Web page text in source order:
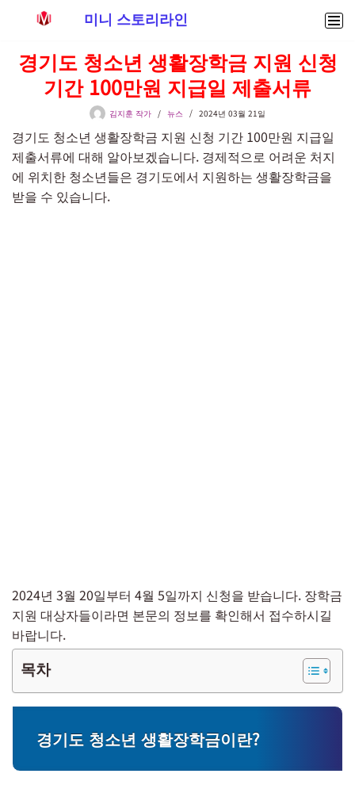
텐
너
뛰
기
미니 스토리라인
경기도 청소년 생활장학금 지원 신청
기간 100만원 지급일 제출서류
김지훈 작가 뉴스 2024년 03월 21일
경기도 청소년 생활장학금 지원 신청 기간 100만원 지급일
제출서류에 대해 알아보겠습니다. 경제적으로 어려운 처지
에 위치한 청소년들은 경기도에서 지원하는 생활장학금을
받을 수 있습니다.
2024년 3월 20일부터 4월 5일까지 신청을 받습니다. 장학금
지원 대상자들이라면 본문의 정보를 확인해서 접수하시길
바랍니다.
목차
경기도 청소년 생활장학금이란?